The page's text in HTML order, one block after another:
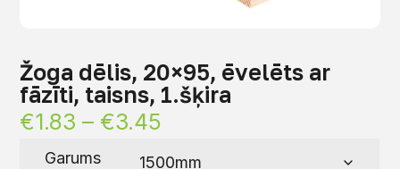
Žoga dēlis, 20×95, ēvelēts ar
fāzīti, taisns, 1.šķira
€1.83 – €3.45
Garums